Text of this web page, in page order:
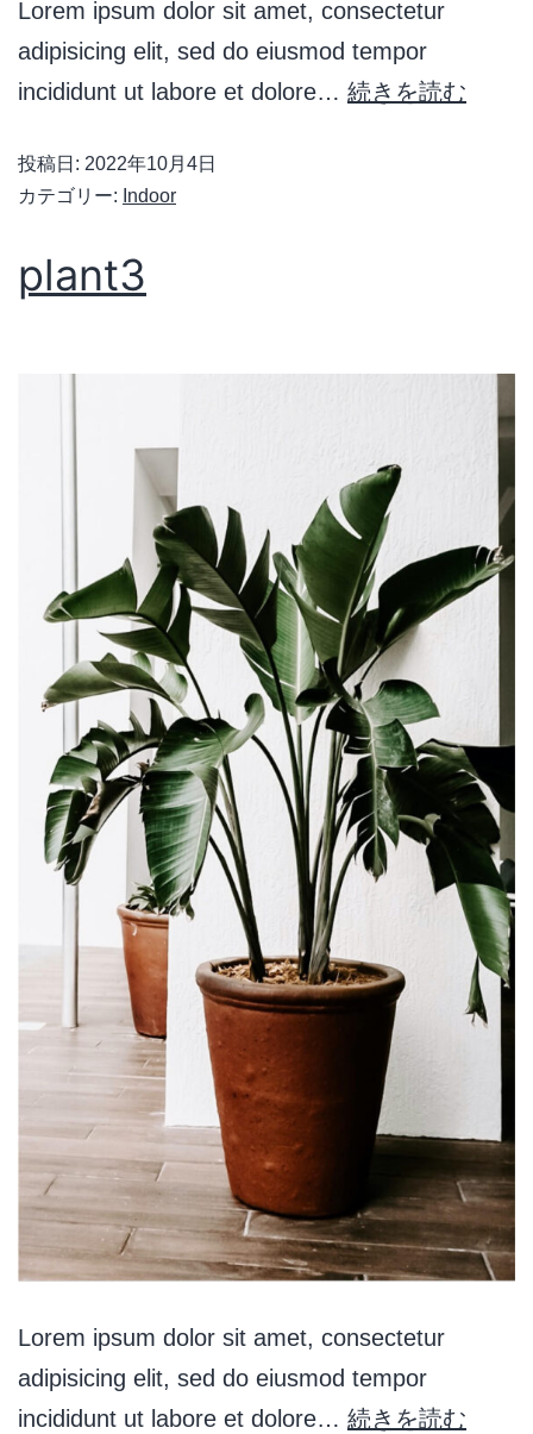
Lorem ipsum dolor sit amet, consectetur
adipisicing elit, sed do eiusmod tempor
incididunt ut labore et dolore… 続きを読む
投稿日: 2022年10月4日
カテゴリー: Indoor
plant3
Lorem ipsum dolor sit amet, consectetur
adipisicing elit, sed do eiusmod tempor
incididunt ut labore et dolore… 続きを読む